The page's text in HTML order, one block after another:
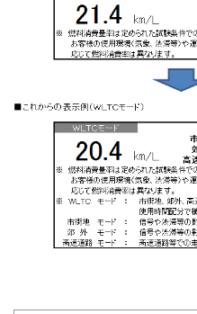
コラム「クルマのミニ知識」
ETCカードレンタル
ご利用事例
ブログ
お知らせ
新入庫情報
キャンペーン